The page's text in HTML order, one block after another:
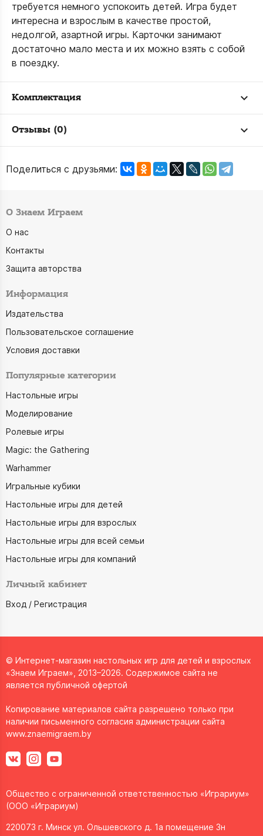
требуется немного успокоить детей. Игра будет
интересна и взрослым в качестве простой,
недолгой, азартной игры. Карточки занимают
достаточно мало места и их можно взять с собой
в поездку.
Комплектация
Отзывы (0)
Поделиться с друзьями:
О Знаем Играем
О нас
Контакты
Защита авторства
Информация
Издательства
Пользовательское соглашение
Условия доставки
Популярные категории
Настольные игры
Моделирование
Ролевые игры
Magic: the Gathering
Warhammer
Игральные кубики
Настольные игры для детей
Настольные игры для взрослых
Настольные игры для всей семьи
Настольные игры для компаний
Личный кабинет
Вход / Регистрация
© Интернет-магазин настольных игр для детей и взрослых
«Знаем Играем», 2013–2026. Содержимое сайта не
является публичной офертой
Копирование материалов сайта разрешено только при
наличии письменного согласия администрации сайта
www.znaemigraem.by
Общество с ограниченной ответственностью «Играриум»
(ООО «Играриум)
220073 г. Минск ул. Ольшевского д. 1а помещение 3н